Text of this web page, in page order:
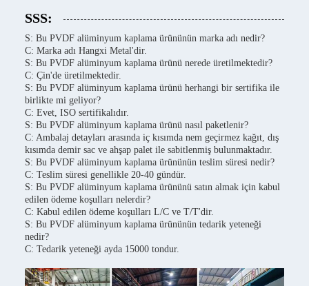
SSS:
S: Bu PVDF alüminyum kaplama ürününün marka adı nedir?
C: Marka adı Hangxi Metal'dir.
S: Bu PVDF alüminyum kaplama ürünü nerede üretilmektedir?
C: Çin'de üretilmektedir.
S: Bu PVDF alüminyum kaplama ürünü herhangi bir sertifika ile
birlikte mi geliyor?
C: Evet, ISO sertifikalıdır.
S: Bu PVDF alüminyum kaplama ürünü nasıl paketlenir?
C: Ambalaj detayları arasında iç kısımda nem geçirmez kağıt, dış
kısımda demir sac ve ahşap palet ile sabitlenmiş bulunmaktadır.
S: Bu PVDF alüminyum kaplama ürününün teslim süresi nedir?
C: Teslim süresi genellikle 20-40 gündür.
S: Bu PVDF alüminyum kaplama ürününü satın almak için kabul
edilen ödeme koşulları nelerdir?
C: Kabul edilen ödeme koşulları L/C ve T/T'dir.
S: Bu PVDF alüminyum kaplama ürününün tedarik yeteneği
nedir?
C: Tedarik yeteneği ayda 15000 tondur.